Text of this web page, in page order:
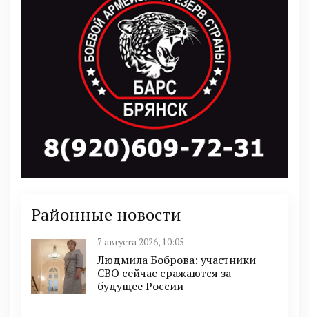
Районные новости
7 августа 2026, 10:05
Людмила Боброва: участники
СВО сейчас сражаются за
будущее России